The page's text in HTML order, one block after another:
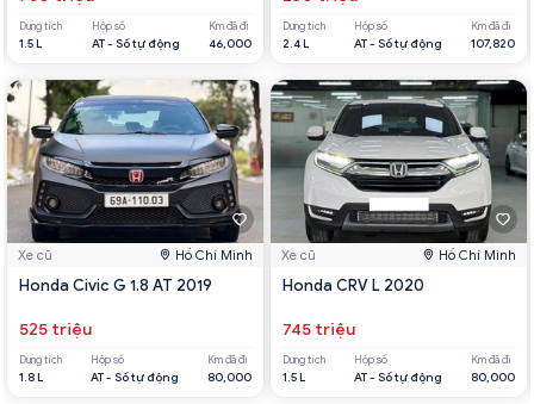
Dung tích
1.5 L
Hộp số
AT - Số tự động
Km đã đi
46,000
Xe cũ Hồ Chí Minh
Honda Civic G 1.8 AT 2019
525 triệu
Dung tích
1.8 L
Hộp số
AT - Số tự động
Km đã đi
80,000
Dung tích
2.4 L
Hộp số
AT - Số tự động
Km đã đi
107,820
Xe cũ Hồ Chí Minh
Honda CRV L 2020
745 triệu
Dung tích
1.5 L
Hộp số
AT - Số tự động
Km đã đi
80,000